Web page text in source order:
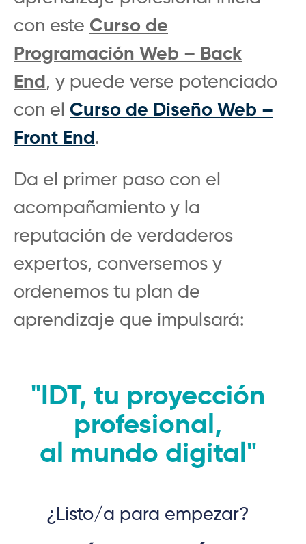
con este Curso de
Programación Web – Back
End , y puede verse potenciado
con el Curso de Diseño Web –
Front End .
Da el primer paso con el
acompañamiento y la
reputación de verdaderos
expertos, conversemos y
ordenemos tu plan de
aprendizaje que impulsará:
"IDT, tu proyección
profesional,
al mundo digital"
¿Listo/a para empezar?